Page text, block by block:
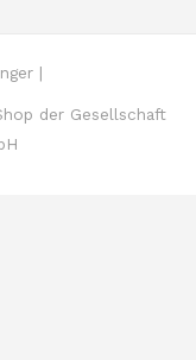
|
der Gesellschaft